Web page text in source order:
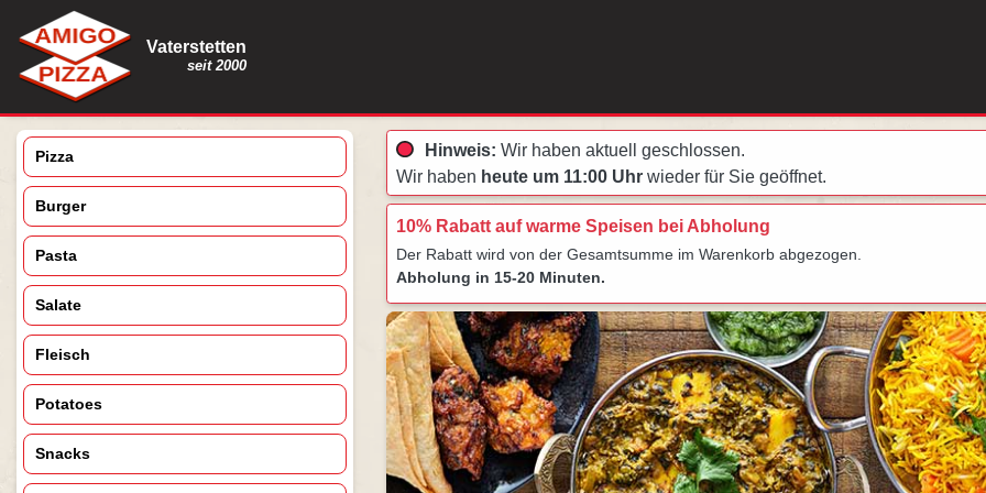
Vaterstetten
seit 2000
Pizza
Burger
Pasta
Salate
Fleisch
Potatoes
Snacks
Hinweis: Wir haben aktuell geschlossen.
Wir haben heute um 11:00 Uhrwieder für Sie geöffnet.
10% Rabatt auf warme Speisen bei Abholung
Der Rabatt wird von der Gesamtsumme im Warenkorb abgezogen.
Abholung in 15-20 Minuten.